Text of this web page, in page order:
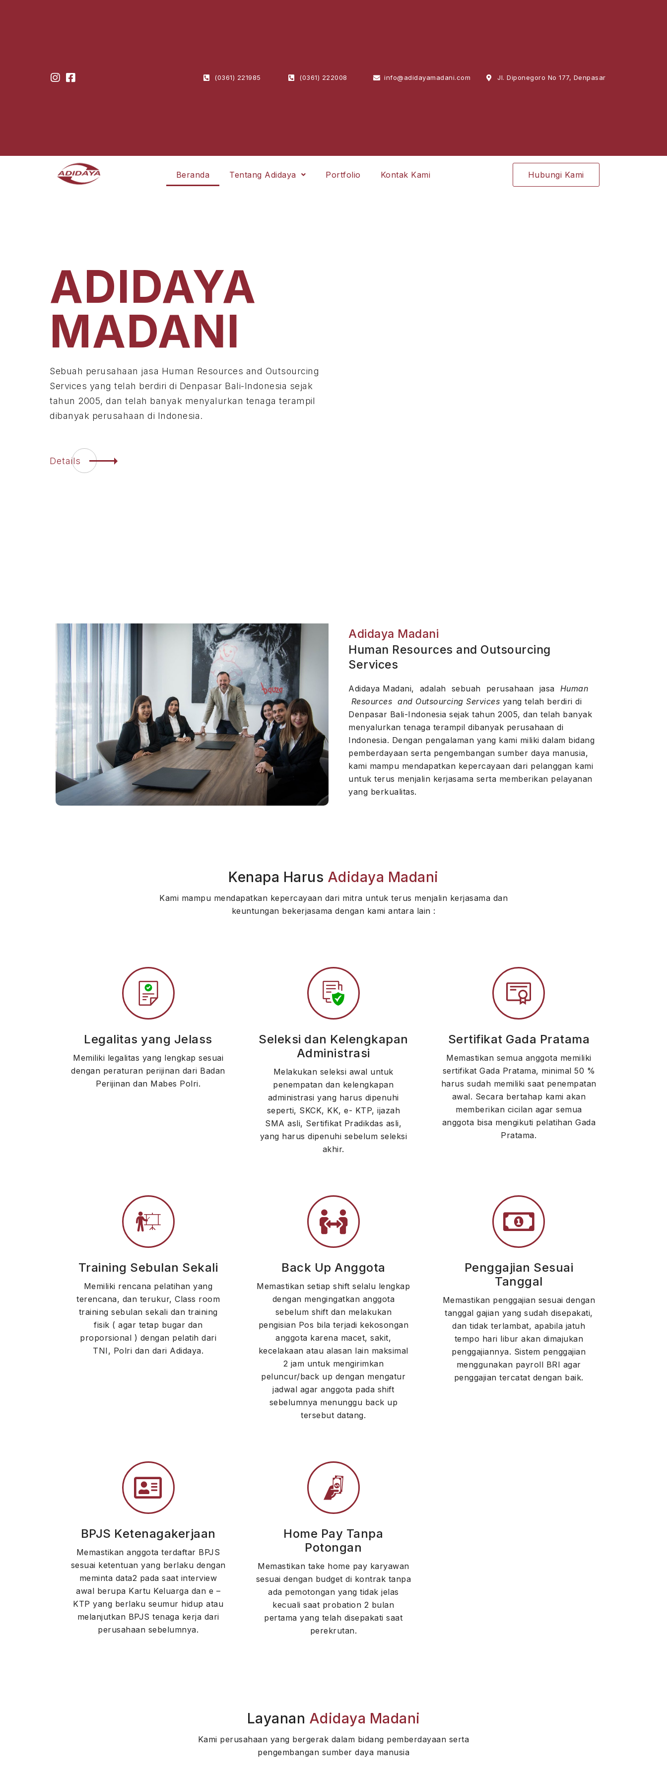
(0361) 221985 (0361) 222008 info@adidayamadani.com Jl. Diponegoro No 177, Denpasar
Beranda Tentang Adidaya Portfolio Kontak Kami Hubungi Kami
ADIDAYA
MADANI
Sebuah perusahaan jasa Human Resources and Outsourcing
Services yang telah berdiri di Denpasar Bali-Indonesia sejak
tahun 2005, dan telah banyak menyalurkan tenaga terampil
dibanyak perusahaan di Indonesia.
Details
Adidaya Madani
Human Resources and Outsourcing
Services
Adidaya Madani, adalah sebuah perusahaan jasa Human
Resources and Outsourcing Services yang telah berdiri di
Denpasar Bali-Indonesia sejak tahun 2005, dan telah banyak
menyalurkan tenaga terampil dibanyak perusahaan di
Indonesia. Dengan pengalaman yang kami miliki dalam bidang
pemberdayaan serta pengembangan sumber daya manusia,
kami mampu mendapatkan kepercayaan dari pelanggan kami
untuk terus menjalin kerjasama serta memberikan pelayanan
yang berkualitas.
Kenapa Harus Adidaya Madani
Kami mampu mendapatkan kepercayaan dari mitra untuk terus menjalin kerjasama dan
keuntungan bekerjasama dengan kami antara lain :
Legalitas yang Jelass
Memiliki legalitas yang lengkap sesuai
dengan peraturan perijinan dari Badan
Perijinan dan Mabes Polri.
Seleksi dan Kelengkapan
Administrasi
Melakukan seleksi awal untuk
penempatan dan kelengkapan
administrasi yang harus dipenuhi
seperti, SKCK, KK, e- KTP, ijazah
SMA asli, Sertifikat Pradikdas asli,
yang harus dipenuhi sebelum seleksi
akhir.
Sertifikat Gada Pratama
Memastikan semua anggota memiliki
sertifikat Gada Pratama, minimal 50 %
harus sudah memiliki saat penempatan
awal. Secara bertahap kami akan
memberikan cicilan agar semua
anggota bisa mengikuti pelatihan Gada
Pratama.
Training Sebulan Sekali
Memiliki rencana pelatihan yang
terencana, dan terukur, Class room
training sebulan sekali dan training
fisik ( agar tetap bugar dan
proporsional ) dengan pelatih dari
TNI, Polri dan dari Adidaya.
Back Up Anggota
Memastikan setiap shift selalu lengkap
dengan mengingatkan anggota
sebelum shift dan melakukan
pengisian Pos bila terjadi kekosongan
anggota karena macet, sakit,
kecelakaan atau alasan lain maksimal
2 jam untuk mengirimkan
peluncur/back up dengan mengatur
jadwal agar anggota pada shift
sebelumnya menunggu back up
tersebut datang.
Penggajian Sesuai
Tanggal
Memastikan penggajian sesuai dengan
tanggal gajian yang sudah disepakati,
dan tidak terlambat, apabila jatuh
tempo hari libur akan dimajukan
penggajiannya. Sistem penggajian
menggunakan payroll BRI agar
penggajian tercatat dengan baik.
BPJS Ketenagakerjaan
Memastikan anggota terdaftar BPJS
sesuai ketentuan yang berlaku dengan
meminta data2 pada saat interview
awal berupa Kartu Keluarga dan e –
KTP yang berlaku seumur hidup atau
melanjutkan BPJS tenaga kerja dari
perusahaan sebelumnya.
Home Pay Tanpa
Potongan
Memastikan take home pay karyawan
sesuai dengan budget di kontrak tanpa
ada pemotongan yang tidak jelas
kecuali saat probation 2 bulan
pertama yang telah disepakati saat
perekrutan.
Layanan Adidaya Madani
Kami perusahaan yang bergerak dalam bidang pemberdayaan serta
pengembangan sumber daya manusia